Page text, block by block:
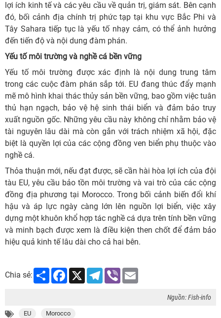
lợi ích kinh tế và các yêu cầu về quản trị, giám sát. Bên cạnh
đó, bối cảnh địa chính trị phức tạp tại khu vực Bắc Phi và
Tây Sahara tiếp tục là yếu tố nhạy cảm, có thể ảnh hưởng
đến tiến độ và nội dung đàm phán.
Yếu tố môi trường và nghề cá bền vững
Yếu tố môi trường được xác định là nội dung trung tâm
trong các cuộc đàm phán sắp tới. EU đang thúc đẩy mạnh
mẽ mô hình khai thác thủy sản bền vững, bao gồm việc tuân
thủ hạn ngạch, bảo vệ hệ sinh thái biển và đảm bảo truy
xuất nguồn gốc. Những yêu cầu này không chỉ nhằm bảo vệ
tài nguyên lâu dài mà còn gắn với trách nhiệm xã hội, đặc
biệt là quyền lợi của các cộng đồng ven biển phụ thuộc vào
nghề cá.
Thỏa thuận mới, nếu đạt được, sẽ cần hài hòa lợi ích của đội
tàu EU, yêu cầu bảo tồn môi trường và vai trò của các cộng
đồng địa phương tại Morocco. Trong bối cảnh biến đổi khí
hậu và áp lực ngày càng lớn lên nguồn lợi biển, việc xây
dựng một khuôn khổ hợp tác nghề cá dựa trên tính bền vững
và minh bạch được xem là điều kiện then chốt để đảm bảo
hiệu quả kinh tế lâu dài cho cả hai bên.
Chia sẻ: Share Facebook
X Telegram
Viber
Nguồn: Fish-info
EU Morocco